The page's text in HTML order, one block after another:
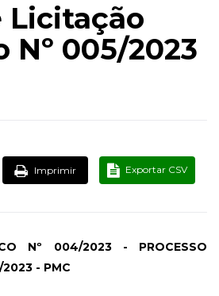
Licitação
Nº 005/2023
Imprimir Exportar CSV
Nº 004/2023 - PROCESSO
- PMC